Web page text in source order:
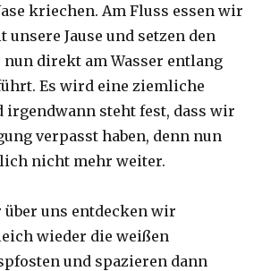
kriechen. Am Fluss essen wir
unsere Jause und setzen den
nun direkt am Wasser entlang
Es wird eine ziemliche
irgendwann steht fest, dass wir
verpasst haben, denn nun
nicht mehr weiter.
über uns entdecken wir
wieder die weißen
und spazieren dann